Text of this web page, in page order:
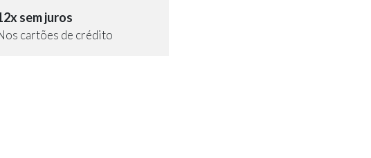
sem juros
cartões de crédito